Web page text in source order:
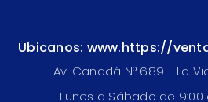
Ubicanos: www.https://
Av. Canadá N° 689 - La
Lunes a Sábado de 9:00